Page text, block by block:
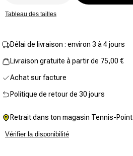
Tableau des tailles
Délai de livraison : environ 3 à 4 jours
Livraison gratuite à partir de 75,00 €
Achat sur facture
Politique de retour de 30 jours
Retrait dans ton magasin Tennis-Point
Vérifier la disponibilité